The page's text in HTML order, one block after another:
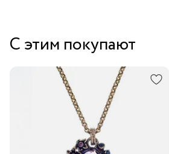
Курьером за 1-2 дня
В пункт выдачи заказов Boxberry
Транспортной компанией по России
Подробнее о сроках доставки
С этим покупают